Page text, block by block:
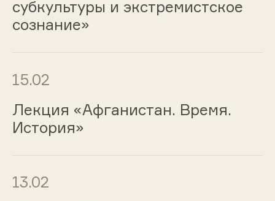
субкультуры и экстремистское
сознание»
15.02
Лекция «Афганистан. Время.
История»
13.02